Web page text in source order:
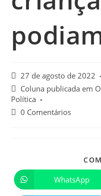
27 de agosto de 2022
Coluna publicada em
Política
0 Comentários
WhatsApp